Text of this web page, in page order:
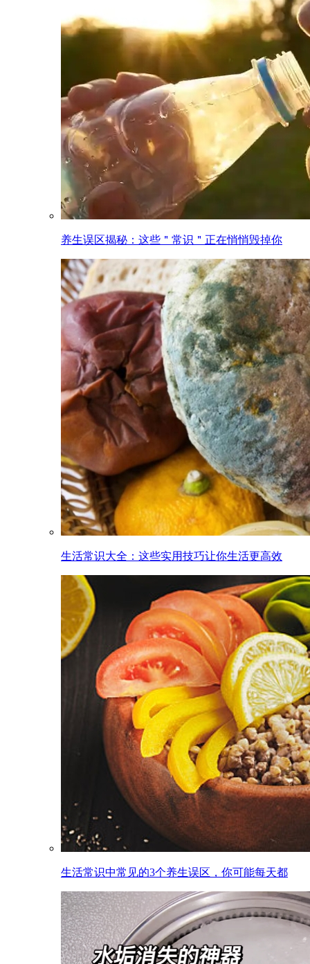
养生误区揭秘：这些＂常识＂正在悄悄毁掉你
生活常识大全：这些实用技巧让你生活更高效
生活常识中常见的3个养生误区，你可能每天都